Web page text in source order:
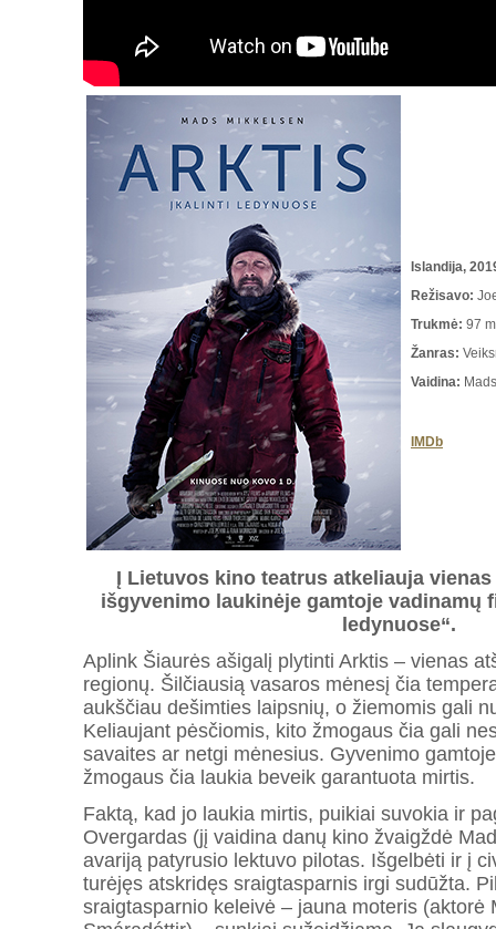
Islandija,
Režisavo:
Trukmė: 97
Žanras:
Vaidina:
IMDb
Į Lietuvos kino teatrus atkeliauja
išgyvenimo laukinėje gamtoje vadinamų
ledynuose“.
Aplink Šiaurės ašigalį plytinti Arktis – vienas
regionų. Šilčiausią vasaros mėnesį čia
aukščiau dešimties laipsnių, o žiemomis gali
Keliaujant pėsčiomis, kito žmogaus čia gali
savaites ar netgi mėnesius. Gyvenimo
žmogaus čia laukia beveik garantuota mirtis.
Faktą, kad jo laukia mirtis, puikiai suvokia ir
Overgardas (jį vaidina danų kino žvaigždė
avariją patyrusio lektuvo pilotas. Išgelbėti ir į
turėjęs atskridęs sraigtasparnis irgi sudūžta.
sraigtasparnio keleivė – jauna moteris (aktorė